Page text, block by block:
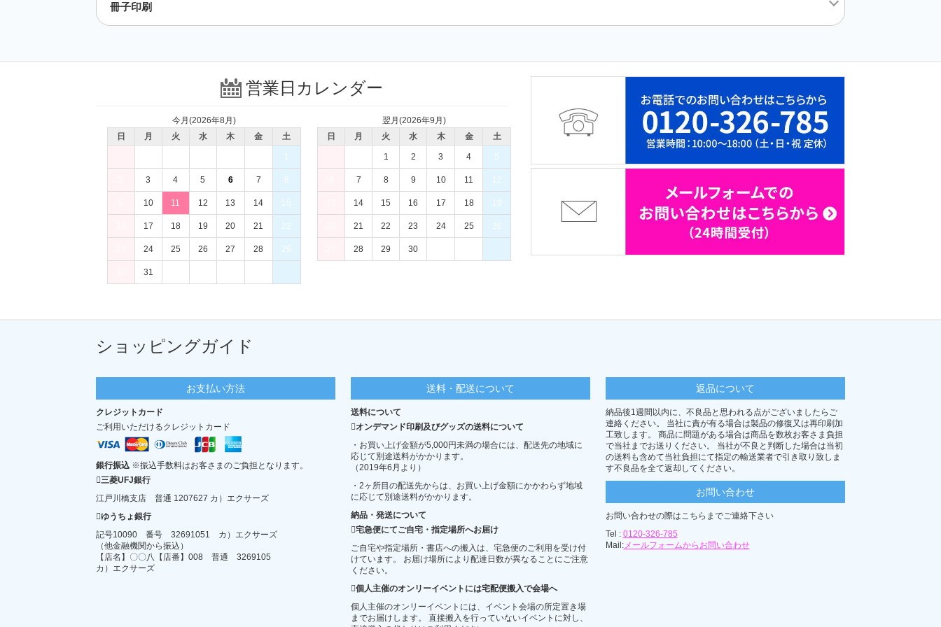
冊子印刷
営業日カレンダー
今月(2026年8月)
日
月 火 水 木 金 土
1
3 4 5 6 7 8
10 11 12 13 14 15
17 18 19 20 21 22
24 25 26 27 28 29
31
翌月(2026年9月)
日
月 火 水 木 金 土
1 2 3 4 5
7 8 9 10 11 12
14 15 16 17 18 19
21 22 23 24 25 26
28 29 30
ショッピングガイド
お支払い方法
クレジットカード
ご利用いただけるクレジットカード
銀行振込 ※振込手数料はお客さまのご負担となります。
三菱UFJ銀行
江戸川橋支店 普通 1207627 カ）エクサーズ
ゆうちょ銀行
記号10090 番号 32691051 カ）エクサーズ
（他金融機関から振込）
【店名】〇〇八【店番】008 普通 3269105
カ）エクサーズ
送料・配送について
送料について
オンデマンド印刷及びグッズの送料について
・お買い上げ金額が5,000円未満の場合には、配送先の地域に
応じて別途送料がかかります。
（2019年6月より）
・2ヶ所目の配送先からは、お買い上げ金額にかかわらず地域
に応じて別途送料がかかります。
納品・発送について
宅急便にてご自宅・指定場所へお届け
ご自宅や指定場所・書店への搬入は、宅急便のご利用を受け付
けています。 お届け場所により配達日数が異なることにご注意
ください。
個人主催のオンリーイベントには宅配便搬入で会場へ
個人主催のオンリーイベントには、イベント会場の所定置き場
までお届けします。 直接搬入を行っていないイベントに対し、
返品について
納品後1週間以内に、不良品と思われる点がございましたらご
連絡ください。 当社に責が有る場合は製品の修復又は再印刷加
工致します。 商品に問題がある場合は商品を数枚お客さま負担
で当社までお送りください。 当社が不良と判断した場合は当初
の送料も含めて当社負担にて指定の輸送業者で引き取り致しま
す不良品を全て返却してください。
お問い合わせ
お問い合わせの際はこちらまでご連絡下さい
Tel : 0120-326-785
Mail:メールフォームからお問い合わせ